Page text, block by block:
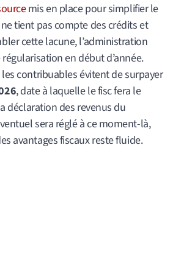
mis en place pour simplifier le
tient pas compte des crédits et
cette lacune, l’administration
en début d’année.
les contribuables évitent de surpayer
, date à laquelle le fisc fera le
déclaration des revenus du
sera réglé à ce moment-là,
avantages fiscaux reste fluide.